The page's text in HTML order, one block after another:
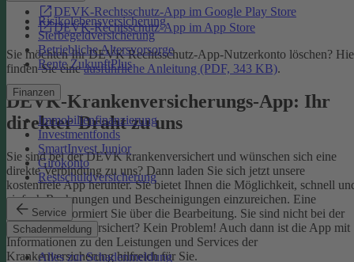
Risikolebensversicherung
Sterbegeldversicherung
Betriebliche Altersvorsorge
Rente ZukunftPlus
Finanzen
Immobilienfinanzierung
Investmentfonds
SmartInvest Junior
Girokonto
Restschuldversicherung
Service
Schadenmeldung
Alles zur Schadenmeldung
DEVK-Rechtsschutz-App im Google Play Store
DEVK-Rechtsschutz-App im App Store
Sie möchten Ihr DEVK Rechtsschutz-App-Nutzerkonto löschen?
finden Sie eineausführliche Anleitung (PDF, 343 KB).
DEVK-Krankenversicherungs-App: Ihr
direkter Draht zu uns
Sie sind bei der DEVK krankenversichert und wünschen sich eine
direkte Verbindung zu uns? Dann laden Sie sich jetzt unsere
kostenfreie App herunter. Sie bietet Ihnen die Möglichkeit, schnell
einfach Rechnungen und Bescheinigungen einzureichen. Eine
Nachricht informiert Sie über die Bearbeitung. Sie sind nicht bei der
DEVK krankenversichert? Kein Problem! Auch dann ist die App mit
Informationen zu den Leistungen und Services der
Krankenversicherung hilfreich für Sie.